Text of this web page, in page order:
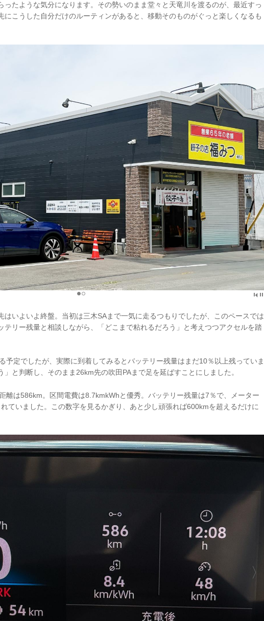
ったような気分になります。その勢いのまま堂々と天竜川を渡るのが、最近すっ
にこうした自分だけのルーティンがあると、移動そのものがぐっと楽しくなるも
はいよいよ終盤。当初は三木SAまで一気に走るつもりでしたが、このペースでは
テリー残量と相談しながら、「どこまで粘れるだろう」と考えつつアクセルを踏
予定でしたが、実際に到着してみるとバッテリー残量はまだ10％以上残っていま
と判断し、そのまま26km先の吹田PAまで足を延ばすことにしました。
離は586km。区間電費は8.7kmkWhと優秀。バッテリー残量は7％で、メーター
ていました。この数字を見るかぎり、あと少し頑張れば600kmを超えるだけに